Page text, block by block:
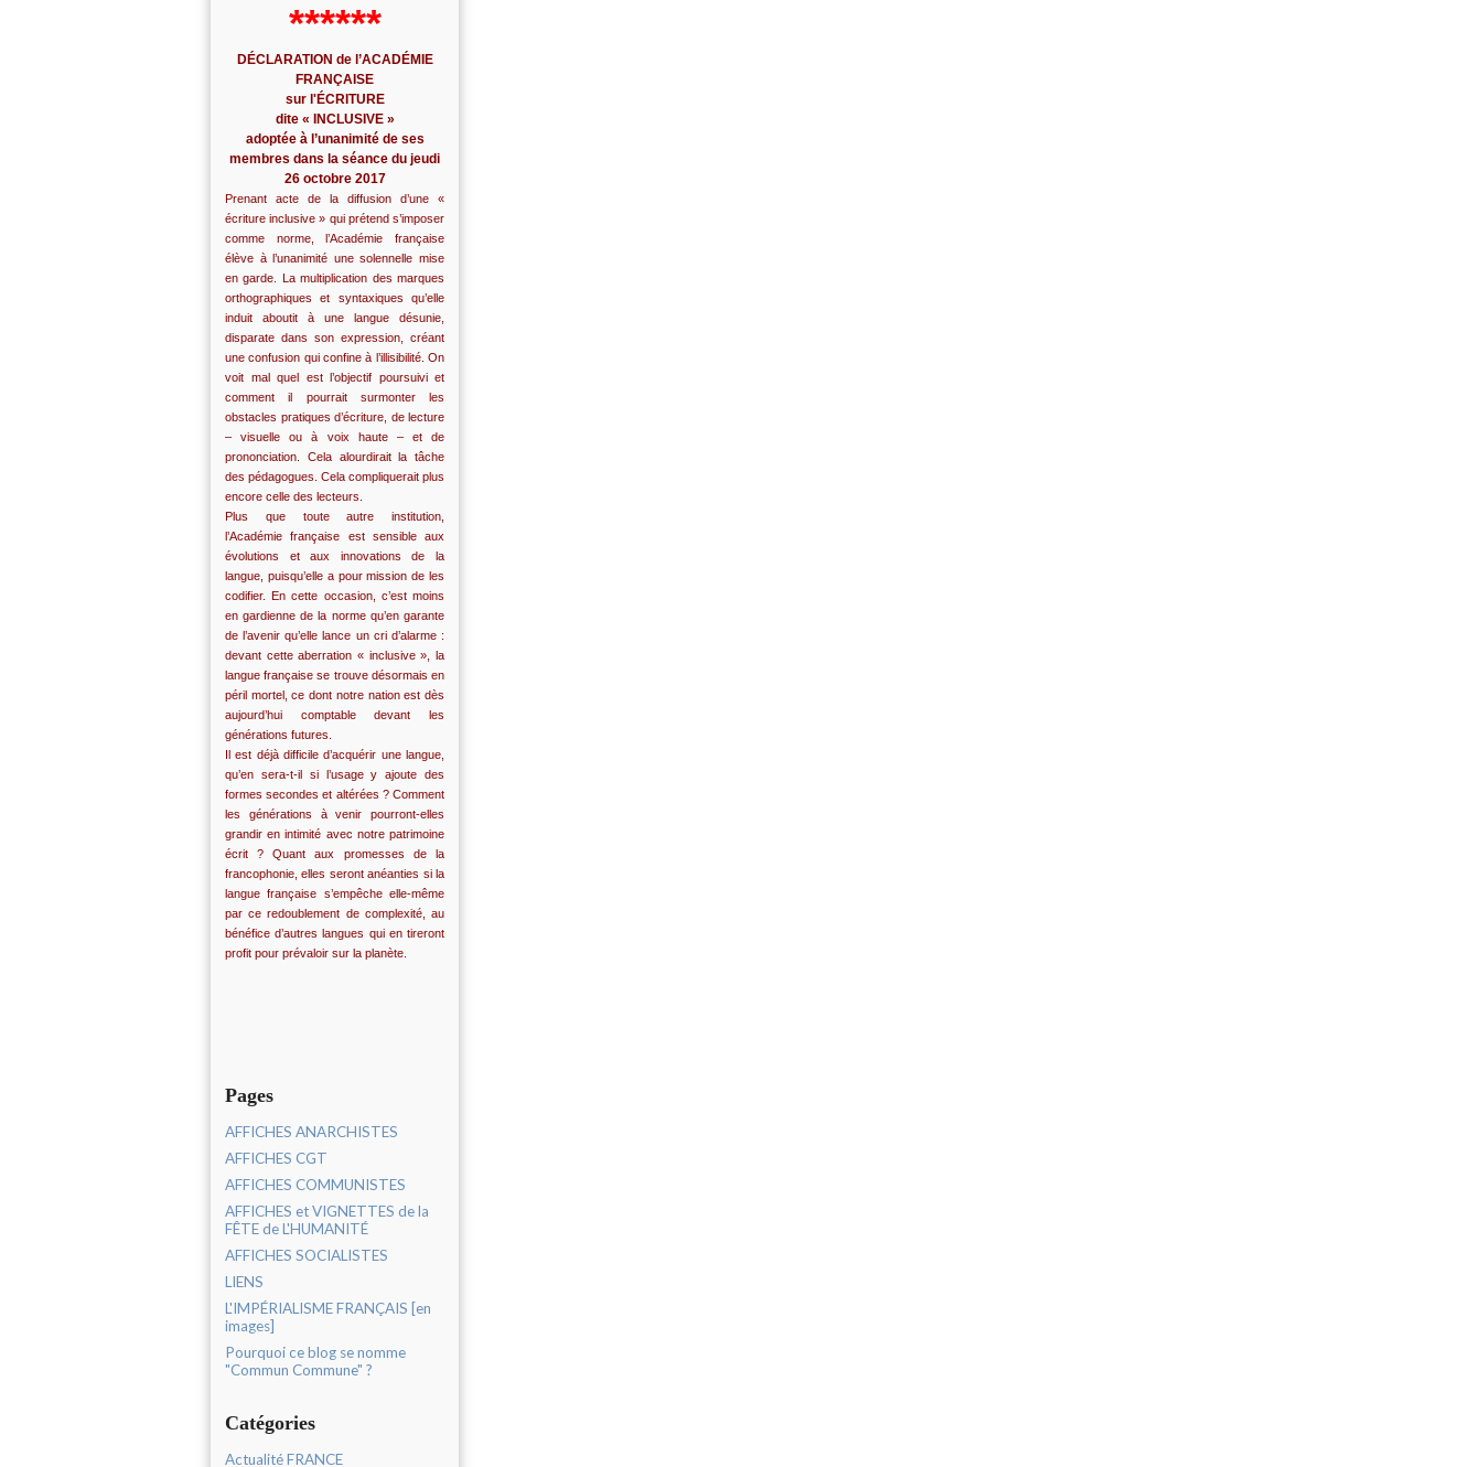
******
DÉCLARATION de l’ACADÉMIE
FRANÇAISE
sur l'ÉCRITURE
dite « INCLUSIVE »
adoptée à l’unanimité de ses
membres dans la séance du jeudi
26 octobre 2017
Prenant acte de la diffusion d’une «
écriture inclusive » qui prétend s’imposer
comme norme, l’Académie française
élève à l’unanimité une solennelle mise
en garde. La multiplication des marques
orthographiques et syntaxiques qu’elle
induit aboutit à une langue désunie,
disparate dans son expression, créant
une confusion qui confine à l’illisibilité. On
voit mal quel est l’objectif poursuivi et
comment il pourrait surmonter les
obstacles pratiques d’écriture, de lecture
– visuelle ou à voix haute – et de
prononciation. Cela alourdirait la tâche
des pédagogues. Cela compliquerait plus
encore celle des lecteurs.
Plus que toute autre institution,
l’Académie française est sensible aux
évolutions et aux innovations de la
langue, puisqu’elle a pour mission de les
codifier. En cette occasion, c’est moins
en gardienne de la norme qu’en garante
de l’avenir qu’elle lance un cri d’alarme :
devant cette aberration « inclusive », la
langue française se trouve désormais en
péril mortel, ce dont notre nation est dès
aujourd’hui comptable devant les
générations futures.
Il est déjà difficile d’acquérir une langue,
qu’en sera-t-il si l’usage y ajoute des
formes secondes et altérées ? Comment
les générations à venir pourront-elles
grandir en intimité avec notre patrimoine
écrit ? Quant aux promesses de la
francophonie, elles seront anéanties si la
langue française s’empêche elle-même
par ce redoublement de complexité, au
bénéfice d’autres langues qui en tireront
profit pour prévaloir sur la planète.
Pages
AFFICHES ANARCHISTES
AFFICHES CGT
AFFICHES COMMUNISTES
AFFICHES et VIGNETTES de la
FÊTE de L'HUMANITÉ
AFFICHES SOCIALISTES
LIENS
L'IMPÉRIALISME FRANÇAIS [en
images]
Pourquoi ce blog se nomme
"Commun Commune" ?
Catégories
Actualité FRANCE